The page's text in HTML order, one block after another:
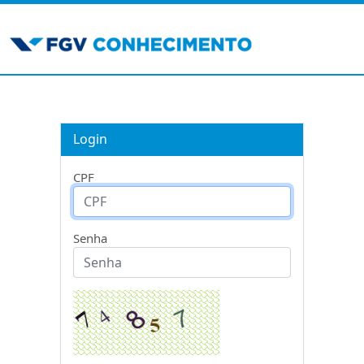
Login
CPF
Senha